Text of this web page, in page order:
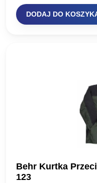
cena
wynosiła:
DODAJ DO
Behr Kurtka
123